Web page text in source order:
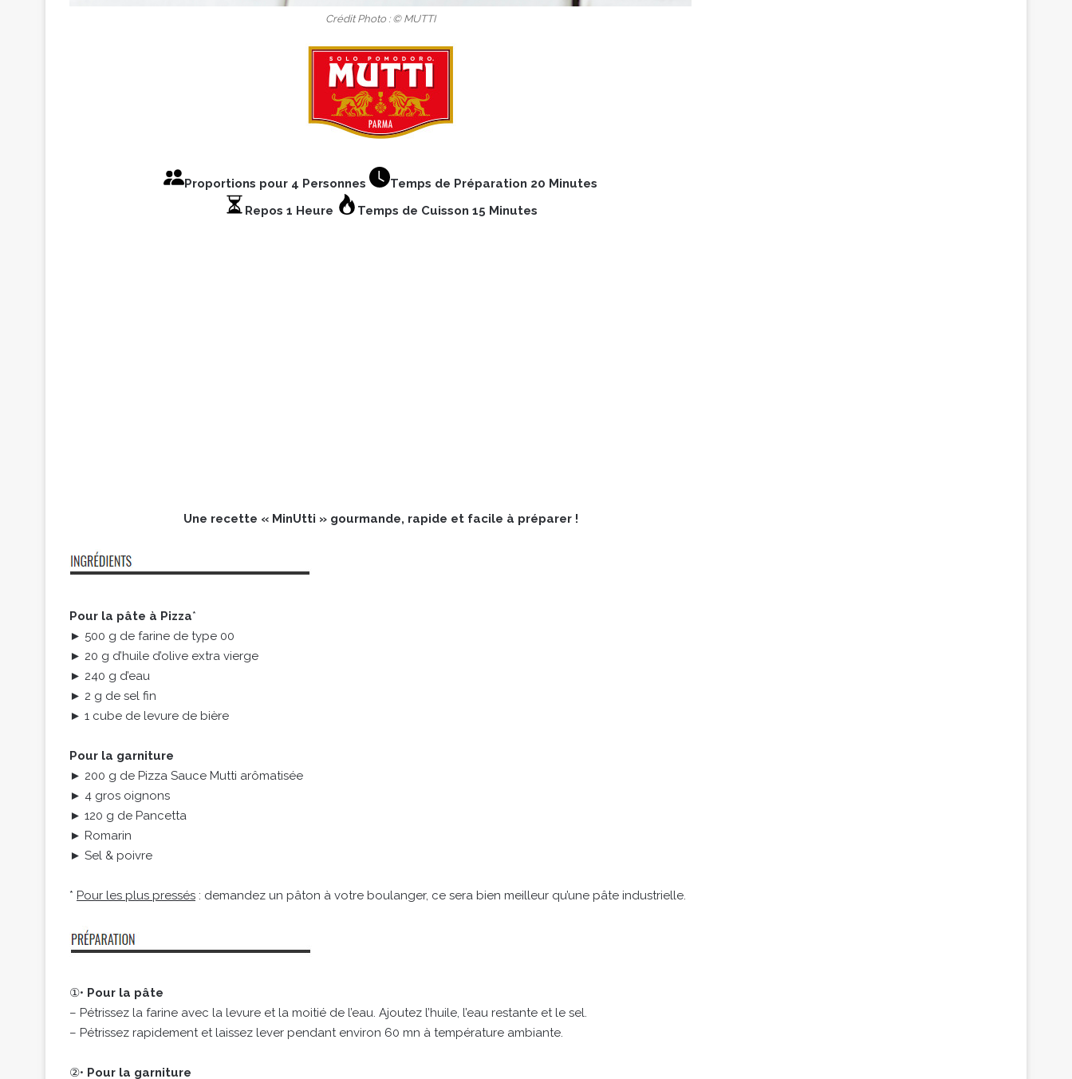
Crédit Photo : © MUTTI
Proportions pour 4 Personnes
Temps de Préparation 20 Minutes
Repos 1 Heure
Temps de Cuisson 15 Minutes
Une recette « MinUtti » gourmande, rapide et facile à préparer !
Pour la pâte à Pizza*
► 500 g de farine de type 00
► 20 g d’huile d’olive extra vierge
► 240 g d’eau
► 2 g de sel fin
► 1 cube de levure de bière
Pour la garniture
► 200 g de Pizza Sauce Mutti arômatisée
► 4 gros oignons
► 120 g de Pancetta
► Romarin
► Sel & poivre
* Pour les plus pressés : demandez un pâton à votre boulanger, ce sera bien meilleur qu’une pâte industrielle.
①• Pour la pâte
– Pétrissez la farine avec la levure et la moitié de l’eau. Ajoutez l’huile, l’eau restante et le sel.
– Pétrissez rapidement et laissez lever pendant environ 60 mn à température ambiante.
②• Pour la garniture